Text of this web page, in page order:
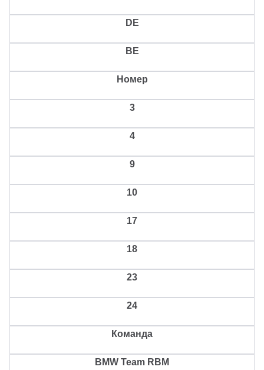
DE
BE
Номер
3
4
9
10
17
18
23
24
Команда
BMW Team RBM